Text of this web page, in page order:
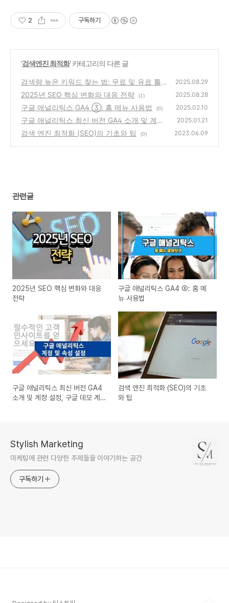
2 구독하기
'검색엔진 최적화' 카테고리의 다른 글
검색량 높은 키워드 찾는 법: 무료 및 유료 툴
비교와 활용법
(0)
2025.08.29
2025년 SEO 핵심 변화와 대응 전략 (1) 2025.08.28
구글 애널리틱스 GA4 ③: 홈 메뉴 사용법 (0) 2025.02.10
구글 애널리틱스 최신 버전 GA4 소개 및 계정
설정, 구글 데모 계정 사용법
(1)
2025.01.21
검색 엔진 최적화 (SEO)의 기초와 팁 (0) 2023.06.09
관련글
2025년 SEO 핵심 변화와 대응
전략
구글 애널리틱스 GA4 ③: 홈 메
뉴 사용법
구글 애널리틱스 최신 버전 GA4
소개 및 계정 설정, 구글 데모 계
검색 엔진 최적화 (SEO)의 기초
와 팁
Stylish Marketing
마케팅에 관련 다양한 주제들을 이야기하는 공간
구독하기